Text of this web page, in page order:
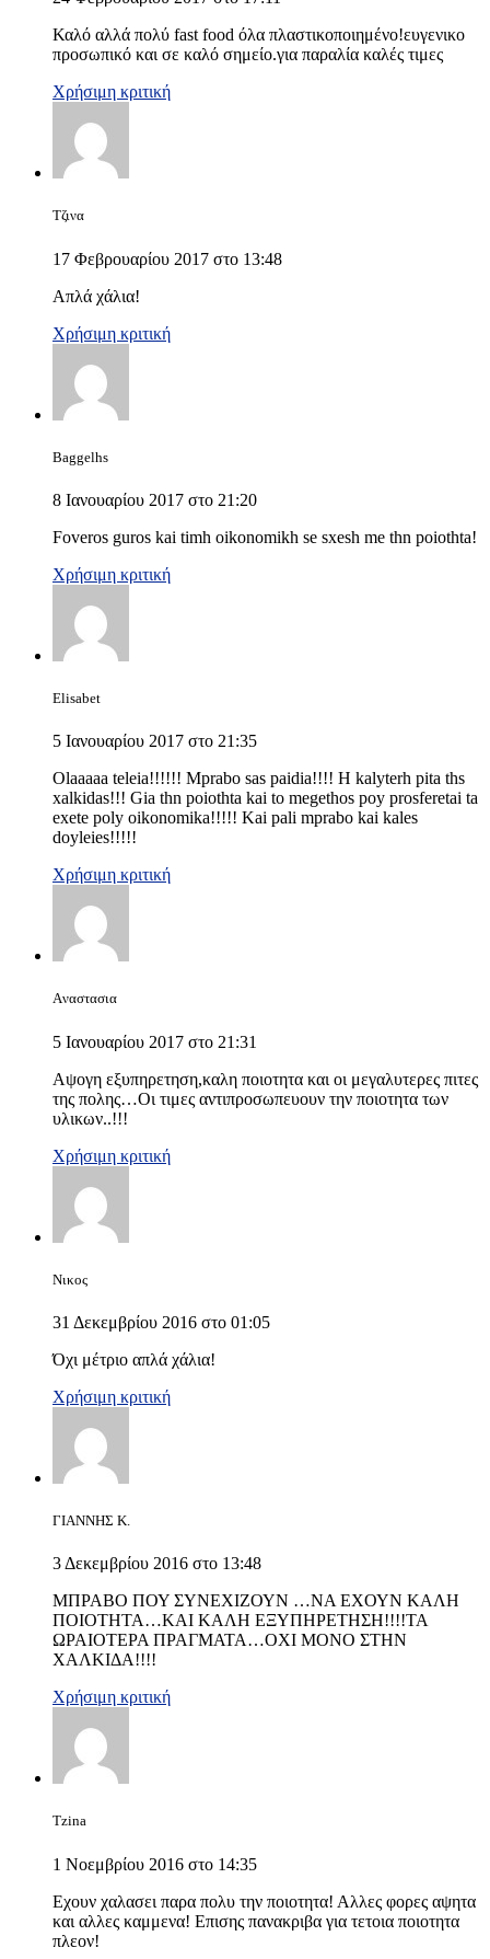
Καλό αλλά πολύ fast food όλα πλαστικοποιημένο!ευγενικο
προσωπικό και σε καλό σημείο.για παραλία καλές τιμες
Χρήσιμη κριτική
Τζινα
17 Φεβρουαρίου 2017 στο 13:48
Απλά χάλια!
Χρήσιμη κριτική
Baggelhs
8 Ιανουαρίου 2017 στο 21:20
Foveros guros kai timh oikonomikh se sxesh me thn poiothta!
Χρήσιμη κριτική
Elisabet
5 Ιανουαρίου 2017 στο 21:35
Olaaaaa teleia!!!!!! Mprabo sas paidia!!!! H kalyterh pita ths
xalkidas!!! Gia thn poiothta kai to megethos poy prosferetai ta
exete poly oikonomika!!!!! Kai pali mprabo kai kales
doyleies!!!!!
Χρήσιμη κριτική
Aναστασια
5 Ιανουαρίου 2017 στο 21:31
Αψογη εξυπηρετηση,καλη ποιοτητα και οι μεγαλυτερες πιτες
της πολης…Οι τιμες αντιπροσωπευουν την ποιοτητα των
υλικων..!!!
Χρήσιμη κριτική
Νικος
31 Δεκεμβρίου 2016 στο 01:05
Όχι μέτριο απλά χάλια!
Χρήσιμη κριτική
ΓΙΑΝΝΗΣ Κ.
3 Δεκεμβρίου 2016 στο 13:48
ΜΠΡΑΒΟ ΠΟΥ ΣΥΝΕΧΙΖΟΥΝ …ΝΑ ΕΧΟΥΝ ΚΑΛΗ
ΠΟΙΟΤΗΤΑ…ΚΑΙ ΚΑΛΗ ΕΞΥΠΗΡΕΤΗΣΗ!!!!ΤΑ
ΩΡΑΙΟΤΕΡΑ ΠΡΑΓΜΑΤΑ…ΟΧΙ ΜΟΝΟ ΣΤΗΝ
ΧΑΛΚΙΔΑ!!!!
Χρήσιμη κριτική
Tzina
1 Νοεμβρίου 2016 στο 14:35
Εχουν χαλασει παρα πολυ την ποιοτητα! Αλλες φορες αψητα
και αλλες καμμενα! Επισης πανακριβα για τετοια ποιοτητα
πλεον!